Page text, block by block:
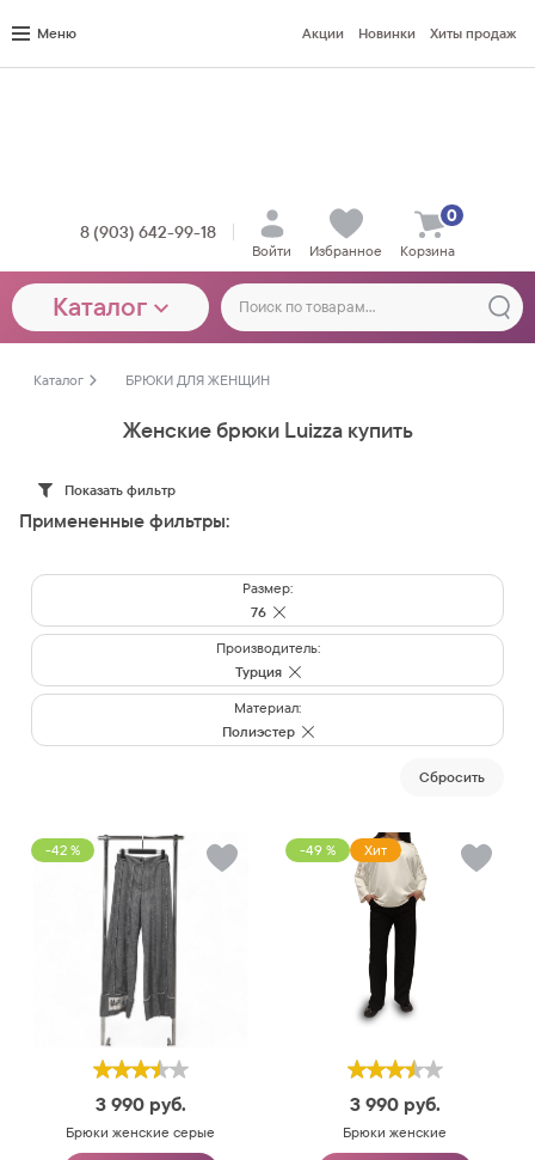
Меню Акции Новинки Хиты продаж
8 (903) 642-99-18
Войти Избранное Корзина
0
Каталог
Каталог БРЮКИ ДЛЯ ЖЕНЩИН
Женские брюки Luizza купить
Показать фильтр
Примененные фильтры:
Размер:
76
Производитель:
Турция
Материал:
Полиэстер
Cбросить
-42 %
3 990 руб.
Брюки женские серые
-49 % Хит
3 990 руб.
Брюки женские